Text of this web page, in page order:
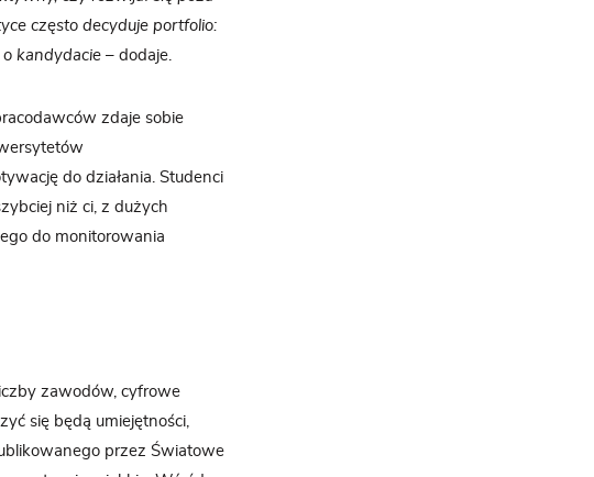
często decyduje portfolio:
kandydacie – dodaje.
zdaje sobie
do działania. Studenci
niż ci, z dużych
do monitorowania
zawodów, cyfrowe
się będą umiejętności,
przez Światowe